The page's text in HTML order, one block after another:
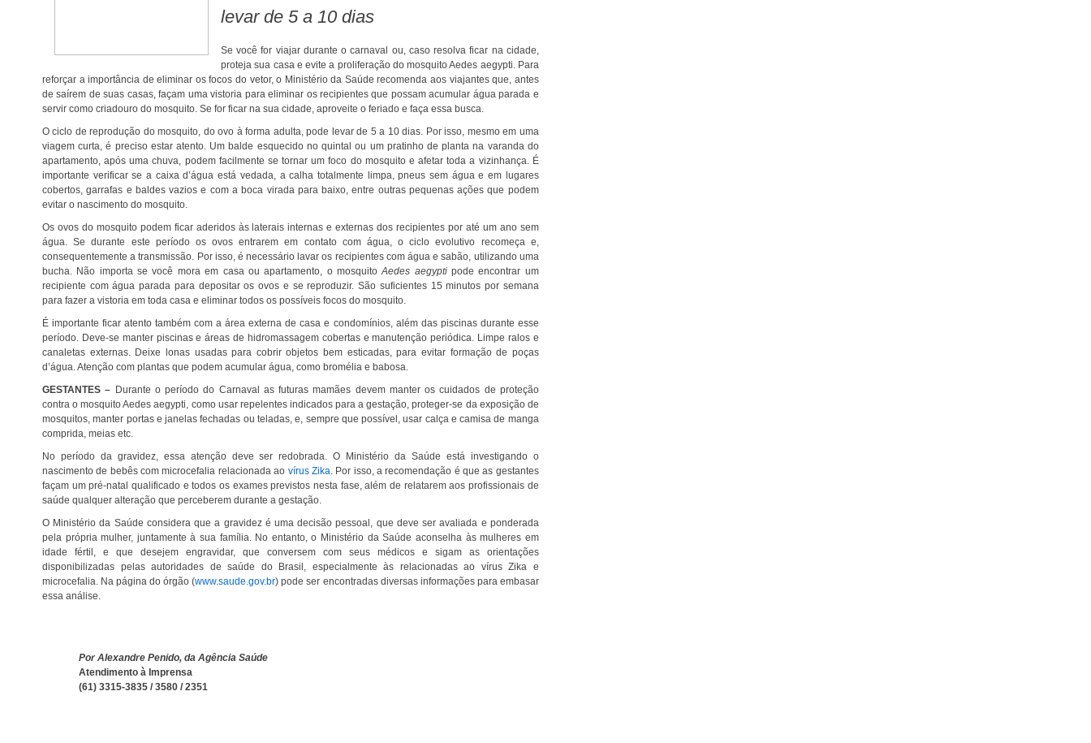
levar de 5 a 10 dias
Se você for viajar durante o carnaval ou, caso resolva ficar na cidade,
proteja sua casa e evite a proliferação do mosquito Aedes aegypti. Para
reforçar a importância de eliminar os focos do vetor, o Ministério da Saúde recomenda aos viajantes que, antes
de saírem de suas casas, façam uma vistoria para eliminar os recipientes que possam acumular água parada e
servir como criadouro do mosquito. Se for ficar na sua cidade, aproveite o feriado e faça essa busca.
O ciclo de reprodução do mosquito, do ovo à forma adulta, pode levar de 5 a 10 dias. Por isso, mesmo em uma
viagem curta, é preciso estar atento. Um balde esquecido no quintal ou um pratinho de planta na varanda do
apartamento, após uma chuva, podem facilmente se tornar um foco do mosquito e afetar toda a vizinhança. É
importante verificar se a caixa d’água está vedada, a calha totalmente limpa, pneus sem água e em lugares
cobertos, garrafas e baldes vazios e com a boca virada para baixo, entre outras pequenas ações que podem
evitar o nascimento do mosquito.
Os ovos do mosquito podem ficar aderidos às laterais internas e externas dos recipientes por até um ano sem
água. Se durante este período os ovos entrarem em contato com água, o ciclo evolutivo recomeça e,
consequentemente a transmissão. Por isso, é necessário lavar os recipientes com água e sabão, utilizando uma
bucha. Não importa se você mora em casa ou apartamento, o mosquitoAedes aegyptipode encontrar um
recipiente com água parada para depositar os ovos e se reproduzir. São suficientes 15 minutos por semana
para fazer a vistoria em toda casa e eliminar todos os possíveis focos do mosquito.
É importante ficar atento também com a área externa de casa e condomínios, além das piscinas durante esse
período. Deve-se manter piscinas e áreas de hidromassagem cobertas e manutenção periódica. Limpe ralos e
canaletas externas. Deixe lonas usadas para cobrir objetos bem esticadas, para evitar formação de poças
d’água. Atenção com plantas que podem acumular água, como bromélia e babosa.
GESTANTES – Durante o período do Carnaval as futuras mamães devem manter os cuidados de proteção
contra o mosquito Aedes aegypti, como usar repelentes indicados para a gestação, proteger-se da exposição de
mosquitos, manter portas e janelas fechadas ou teladas, e, sempre que possível, usar calça e camisa de manga
comprida, meias etc.
No período da gravidez, essa atenção deve ser redobrada. O Ministério da Saúde está investigando o
nascimento de bebês com microcefalia relacionada ao vírus Zika . Por isso, a recomendação é que as gestantes
façam um pré-natal qualificado e todos os exames previstos nesta fase, além de relatarem aos profissionais de
saúde qualquer alteração que perceberem durante a gestação.
O Ministério da Saúde considera que a gravidez é uma decisão pessoal, que deve ser avaliada e ponderada
pela própria mulher, juntamente à sua família. No entanto, o Ministério da Saúde aconselha às mulheres em
idade fértil, e que desejem engravidar, que conversem com seus médicos e sigam as orientações
disponibilizadas pelas autoridades de saúde do Brasil, especialmente às relacionadas ao vírus Zika e
microcefalia. Na página do órgão (www.saude.gov.br) pode ser encontradas diversas informações para embasar
essa análise.
Por Alexandre Penido, da Agência Saúde
Atendimento à Imprensa
(61) 3315-3835 / 3580 / 2351